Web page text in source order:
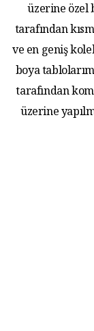
üzerine özel
tarafından
ve en geniş
boya
tarafından
üzerine